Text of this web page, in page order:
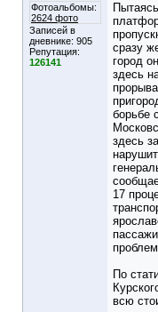
Фотоальбомы:
2624 фото
Записей в
дневнике: 905
Репутация:
126141
сразу
город
здесь
борьбе
здесь
17
По
всю